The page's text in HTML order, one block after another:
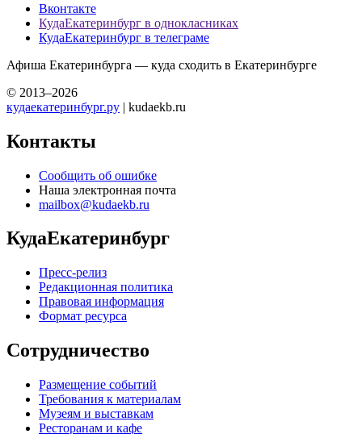
Вконтакте
КудаЕкатеринбург в однокласниках
КудаЕкатеринбург в телеграме
Афиша Екатеринбурга — куда сходить в Екатеринбурге
© 2013–2026
кудаекатеринбург.ру | kudaekb.ru
Контакты
Сообщить об ошибке
Наша электронная почта
mailbox@kudaekb.ru
КудаЕкатеринбург
Пресс-релиз
Редакционная политика
Правовая информация
Формат ресурса
Сотрудничество
Размещение событий
Требования к материалам
Музеям и выставкам
Ресторанам и кафе